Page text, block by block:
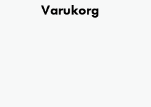
Varukorg